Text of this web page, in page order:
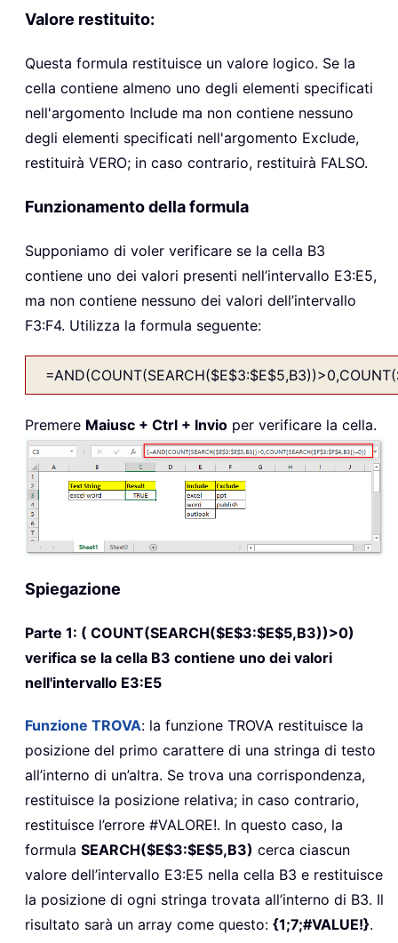
Valore restituito:
Questa formula restituisce un valore logico. Se la
cella contiene almeno uno degli elementi specificati
nell'argomento Include ma non contiene nessuno
degli elementi specificati nell'argomento Exclude,
restituirà VERO; in caso contrario, restituirà FALSO.
Funzionamento della formula
Supponiamo di voler verificare se la cella B3
contiene uno dei valori presenti nell’intervallo E3:E5,
ma non contiene nessuno dei valori dell’intervallo
F3:F4. Utilizza la formula seguente:
Premere Maiusc + Ctrl + Invio per verificare la cella.
Spiegazione
Parte 1: ( COUNT(SEARCH($E$3:$E$5,B3))>0)
verifica se la cella B3 contiene uno dei valori
nell'intervallo E3:E5
Funzione TROVA: la funzione TROVA restituisce la
posizione del primo carattere di una stringa di testo
all’interno di un’altra. Se trova una corrispondenza,
restituisce la posizione relativa; in caso contrario,
restituisce l’errore #VALORE!. In questo caso, la
formula SEARCH($E$3:$E$5,B3) cerca ciascun
valore dell’intervallo E3:E5 nella cella B3 e restituisce
la posizione di ogni stringa trovata all’interno di B3. Il
risultato sarà un array come questo: {1;7;#VALUE!}.